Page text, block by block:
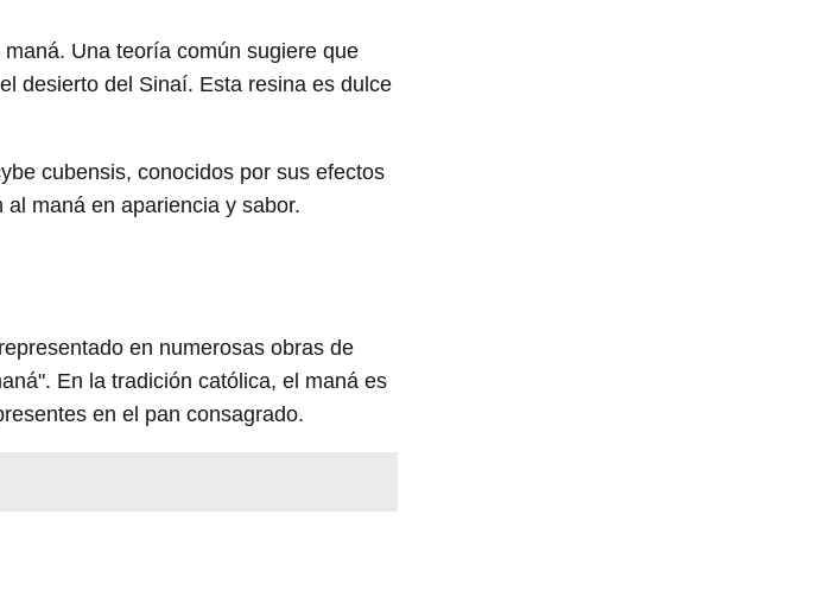
Una teoría común sugiere que
desierto del Sinaí. Esta resina es dulce
cubensis, conocidos por sus efectos
maná en apariencia y sabor.
en numerosas obras de
En la tradición católica, el maná es
en el pan consagrado.